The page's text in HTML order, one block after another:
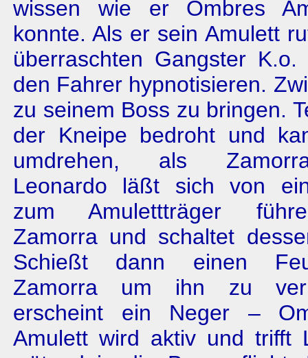
wissen wie er Ombres
konnte. Als er sein Amulett
überraschten Gangster
den Fahrer hypnotisieren.
zu seinem Boss zu bringen.
der Kneipe bedroht und
umdrehen, als
Leonardo läßt sich von
zum Amulettträger
Zamorra und schaltet
Schießt dann einen
Zamorra um ihn zu
erscheint ein Neger –
Amulett wird aktiv und trifft